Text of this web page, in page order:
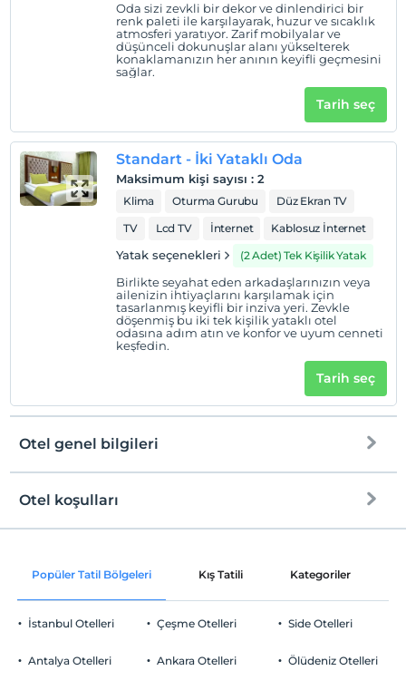
Oda sizi zevkli bir dekor ve dinlendirici bir
renk paleti ile karşılayarak, huzur ve sıcaklık
atmosferi yaratıyor. Zarif mobilyalar ve
düşünceli dokunuşlar alanı yükselterek
konaklamanızın her anının keyifli geçmesini
sağlar.
Tarih seç
Standart - İki Yataklı Oda
Maksimum kişi sayısı : 2
Klima Oturma Gurubu
Düz Ekran TV
TV
Lcd TV İnternet Kablosuz İnternet
Yatak seçenekleri (2 Adet) Tek Kişilik Yatak
Birlikte seyahat eden arkadaşlarınızın veya
ailenizin ihtiyaçlarını karşılamak için
tasarlanmış keyifli bir inziva yeri. Zevkle
döşenmiş bu iki tek kişilik yataklı otel
odasına adım atın ve konfor ve uyum cenneti
keşfedin.
Tarih seç
Otel genel bilgileri
Ortak alanlar ve tüm odalar
Otel koşulları
Check/in
Check/out
En geç saat 10:00 ve öncesi
Evcil Hayvan
Popüler Tatil Bölgeleri Kış Tatili Kategoriler
İstanbul Otelleri
Antalya Otelleri
Çeşme Otelleri
Ankara Otelleri
Side Otelleri
Ölüdeniz Otelleri